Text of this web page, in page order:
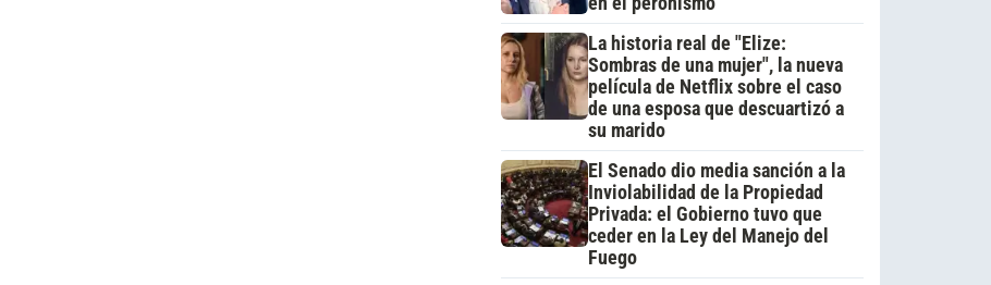
La historia real de "Elize:
Sombras de una mujer", la nueva
película de Netflix sobre el caso
de una esposa que descuartizó a
su marido
El Senado dio media sanción a la
Inviolabilidad de la Propiedad
Privada: el Gobierno tuvo que
ceder en la Ley del Manejo del
Fuego